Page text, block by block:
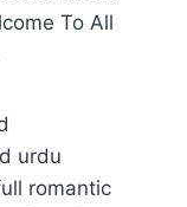
To All
urdu
romantic